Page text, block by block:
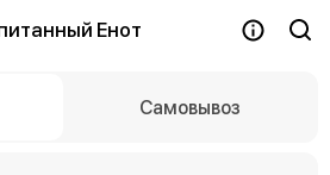
Енот
Самовывоз